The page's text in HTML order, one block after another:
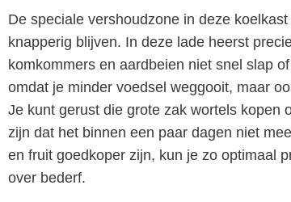
De speciale vershoudzone in deze
knapperig blijven. In deze lade heerst
komkommers en aardbeien niet snel slap
omdat je minder voedsel weggooit, maar
Je kunt gerust die grote zak wortels kopen
zijn dat het binnen een paar dagen niet
en fruit goedkoper zijn, kun je zo optimaal
over bederf.